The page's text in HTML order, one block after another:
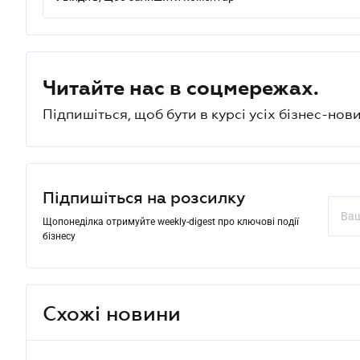
Читайте нас в соцмережах.
Підпишіться, щоб бути в курсі усіх бізнес-
Підпишіться на розсилку
Щопонеділка отримуйте weekly-digest про ключові події
бізнесу
Схожі новини